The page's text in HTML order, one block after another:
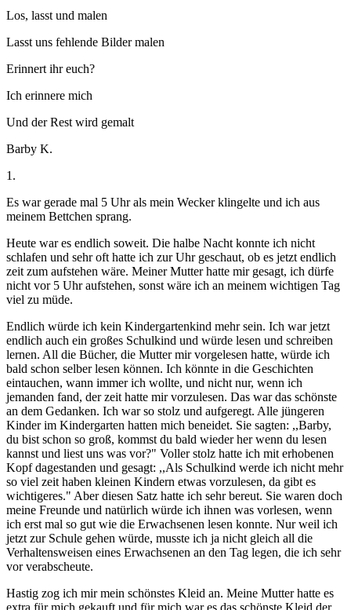
Los, lasst und malen
Lasst uns fehlende Bilder malen
Erinnert ihr euch?
Ich erinnere mich
Und der Rest wird gemalt
Barby K.
1.
Es war gerade mal 5 Uhr als mein Wecker klingelte und ich aus
meinem Bettchen sprang.
Heute war es endlich soweit. Die halbe Nacht konnte ich nicht
schlafen und sehr oft hatte ich zur Uhr geschaut, ob es jetzt endlich
zeit zum aufstehen wäre. Meiner Mutter hatte mir gesagt, ich dürfe
nicht vor 5 Uhr aufstehen, sonst wäre ich an meinem wichtigen Tag
viel zu müde.
Endlich würde ich kein Kindergartenkind mehr sein. Ich war jetzt
endlich auch ein großes Schulkind und würde lesen und schreiben
lernen. All die Bücher, die Mutter mir vorgelesen hatte, würde ich
bald schon selber lesen können. Ich könnte in die Geschichten
eintauchen, wann immer ich wollte, und nicht nur, wenn ich
jemanden fand, der zeit hatte mir vorzulesen. Das war das schönste
an dem Gedanken. Ich war so stolz und aufgeregt. Alle jüngeren
Kinder im Kindergarten hatten mich beneidet. Sie sagten: ,,Barby,
du bist schon so groß, kommst du bald wieder her wenn du lesen
kannst und liest uns was vor?" Voller stolz hatte ich mit erhobenen
Kopf dagestanden und gesagt: ,,Als Schulkind werde ich nicht mehr
so viel zeit haben kleinen Kindern etwas vorzulesen, da gibt es
wichtigeres." Aber diesen Satz hatte ich sehr bereut. Sie waren doch
meine Freunde und natürlich würde ich ihnen was vorlesen, wenn
ich erst mal so gut wie die Erwachsenen lesen konnte. Nur weil ich
jetzt zur Schule gehen würde, musste ich ja nicht gleich all die
Verhaltensweisen eines Erwachsenen an den Tag legen, die ich sehr
vor verabscheute.
Hastig zog ich mir mein schönstes Kleid an. Meine Mutter hatte es
extra für mich gekauft und für mich war es das schönste Kleid der